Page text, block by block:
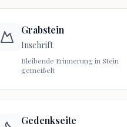
Grabstein
Inschrift
Bleibende Erinnerung in Stein
gemeißelt
Gedenkseite